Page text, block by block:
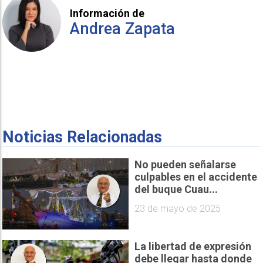
Información de
Andrea Zapata
Noticias Relacionadas
No pueden señalarse
culpables en el accidente
del buque Cuau...
23 de mayo de 2025
La libertad de expresión
debe llegar hasta donde